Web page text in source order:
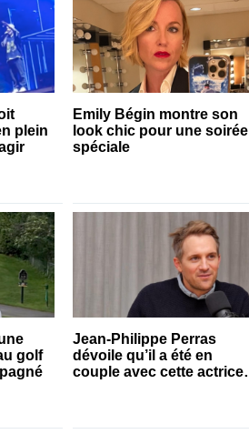
plein
Emily Bégin montre son
look chic pour une soirée
spéciale
golf
Jean-Philippe Perras
dévoile qu’il a été en
couple avec cette actrice